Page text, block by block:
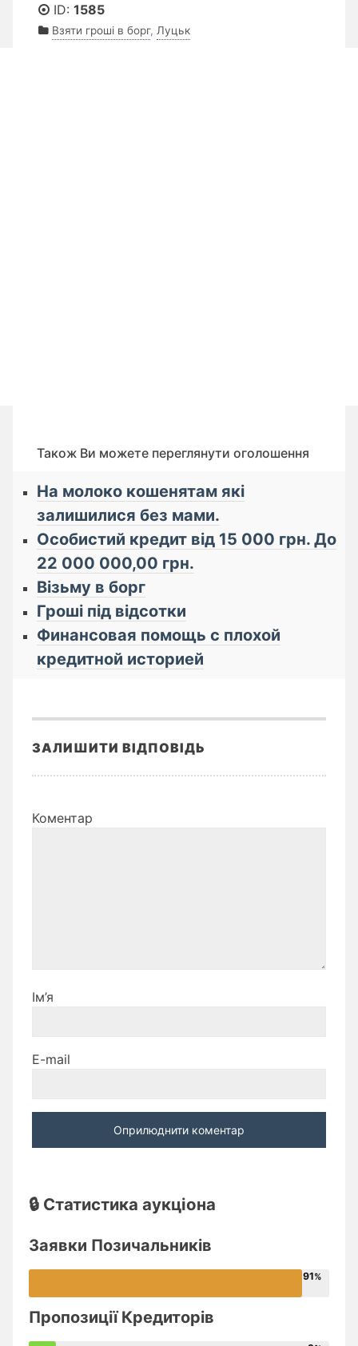
ID: 1585
Взяти гроші в борг, Луцьк
Також Ви можете переглянути оголошення
На молоко кошенятам які
залишилися без мами.
Особистий кредит від 15 000 грн. До
22 000 000,00 грн.
Візьму в борг
Гроші під відсотки
Финансовая помощь с плохой
кредитной историей
ЗАЛИШИТИ ВІДПОВІДЬ
Коментар
Ім’я
E-mail
🔒 Статистика аукціона
Заявки Позичальників
91
Пропозиції Кредиторів